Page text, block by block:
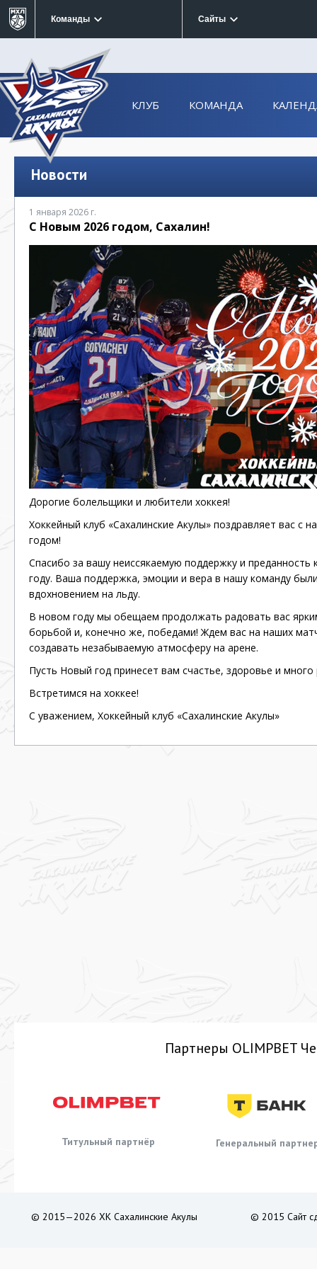
Команды Сайты
КЛУБ КОМАНДА
Новости
1 января 2026 г.
С Новым 2026 годом, Сахалин!
Дорогие болельщики и любители хоккея!
Хоккейный клуб «Сахалинские Акулы» поздравляет вас с
годом!
Спасибо за вашу неиссякаемую поддержку и
году. Ваша поддержка, эмоции и вера в нашу команду
вдохновением на льду.
В новом году мы обещаем продолжать радовать вас
борьбой и, конечно же, победами! Ждем вас на наших
создавать незабываемую атмосферу на арене.
Пусть Новый год принесет вам счастье, здоровье и
Встретимся на хоккее!
С уважением, Хоккейный клуб «Сахалинские Акулы»
Партнеры OLIMPBET
Титульный партнёр Генеральный
© 2015—2026 ХК Сахалинские Акулы © 2015 Сайт